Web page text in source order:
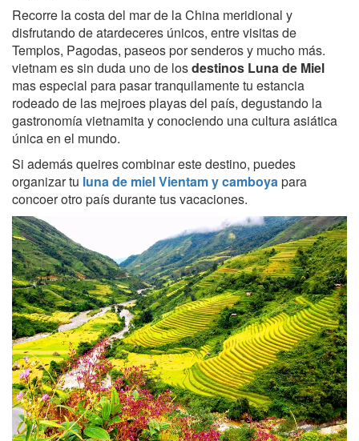
Recorre la costa del mar de la China meridional y
disfrutando de atardeceres únicos, entre visitas de
Templos, Pagodas, paseos por senderos y mucho más.
vietnam es sin duda uno de losdestinos Luna de Miel
mas especial para pasar tranquilamente tu estancia
rodeado de las mejroes playas del país, degustando la
gastronomía vietnamita y conociendo una cultura asiática
única en el mundo.
Si además queires combinar este destino, puedes
organizar tu luna de miel Vientam y camboyapara
concoer otro país durante tus vacaciones.